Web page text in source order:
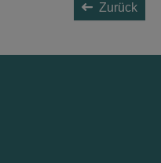
Zurück